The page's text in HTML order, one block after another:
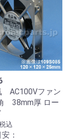
AC100Vファン
38mm厚 ロー
込
：